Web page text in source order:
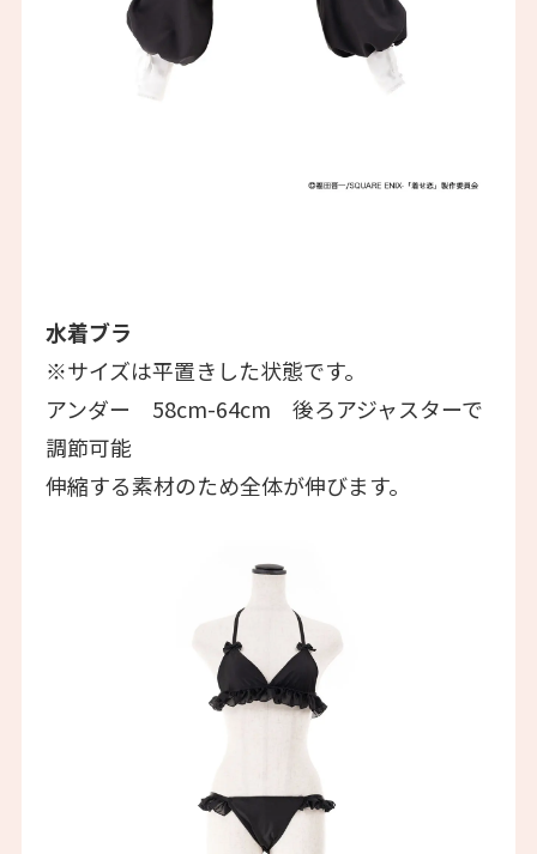
水着ブラ
※サイズは平置きした状態です。
アンダー 58cm-64cm 後ろアジャスターで
調節可能
伸縮する素材のため全体が伸びます。